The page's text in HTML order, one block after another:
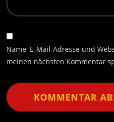
Name, E-Mail-Adresse und
meinen nächsten Kommentar